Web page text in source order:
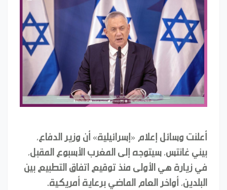
أعلنت وسائل إعلام «إسرائيلية» أن وزير الدفاع،
بيني غانتس، سيتوجه إلى المغرب الأسبوع المقبل،
في زيارة هي الأولى منذ توقيع اتفاق التطبيع بين
البلدين، أواخر العام الماضي برعاية أمريكية.